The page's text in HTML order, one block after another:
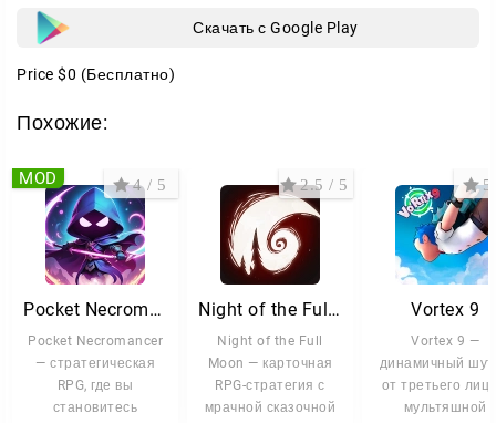
грамотной стратегии. Трезво оценивайте врага,
появится шанс выбраться живым.
Скачать с Google Play
Price $0 (Бесплатно)
Похожие:
Pocket Necromancer
Pocket Necromancer
— стратегическая
RPG, где вы
становитесь
4 / 5
MOD
Night of the Full Moon
Night of the Full
Moon — карточная
RPG-стратегия с
мрачной сказочной
2.5 / 5
Vortex 9
Vortex 9 —
динамичный
от третьего
мультяшной
5